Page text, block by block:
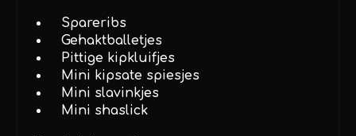
Spareribs
Gehaktballetjes
Pittige kipkluifjes
Mini kipsate spiesjes
Mini slavinkjes
Mini shaslick